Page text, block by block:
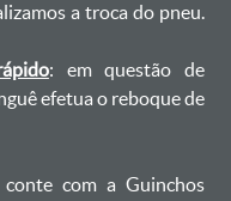
a troca do pneu.
: em questão de
efetua o reboque de
com a Guinchos